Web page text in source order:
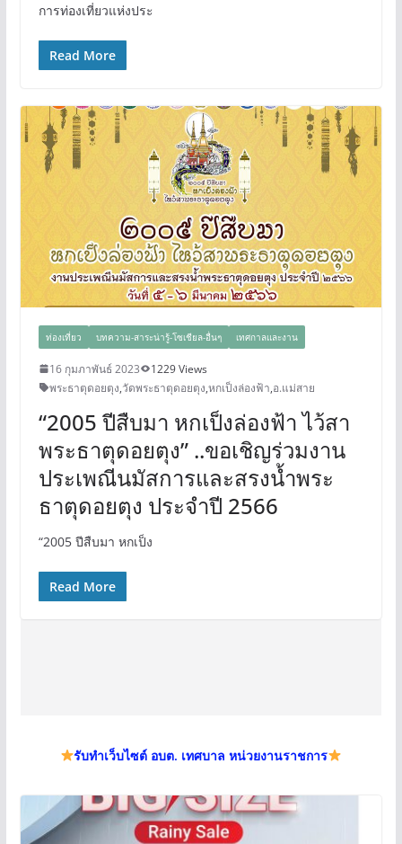
การท่องเที่ยวแห่งประ
Read More
ท่องเที่ยว บทความ-สาระน่ารู้-โซเชียล-อื่นๆ เทศกาลและงาน
16 กุมภาพันธ์ 2023
1229 Views
พระธาตุดอยตุง,วัดพระธาตุดอยตุง,หกเป็งล่องฟ้า,อ.แม่สาย
“2005 ปีสืบมา หกเป็งล่องฟ้า ไว้สา
พระธาตุดอยตุง” ..ขอเชิญร่วมงาน
ประเพณีนมัสการและสรงน้ำพระ
ธาตุดอยตุง ประจำปี 2566
“2005 ปีสืบมา หกเป็ง
Read More
รับทำเว็บไซต์ อบต. เทศบาล หน่วยงานราชการ